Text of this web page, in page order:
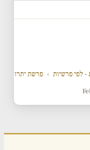
לפי פרשיות › פרשת יתרו